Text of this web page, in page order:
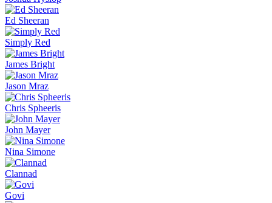
Ed Sheeran
Simply Red
James Bright
Jason Mraz
Chris Spheeris
John Mayer
Nina Simone
Clannad
Govi